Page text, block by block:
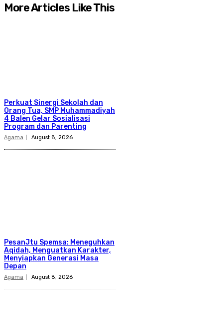
More Articles Like This
Perkuat Sinergi Sekolah dan
Orang Tua, SMP Muhammadiyah
4 Balen Gelar Sosialisasi
Program dan Parenting
Agama August 8, 2026
PesanJtu Spemsa: Meneguhkan
Aqidah, Menguatkan Karakter,
Menyiapkan Generasi Masa
Depan
Agama August 8, 2026